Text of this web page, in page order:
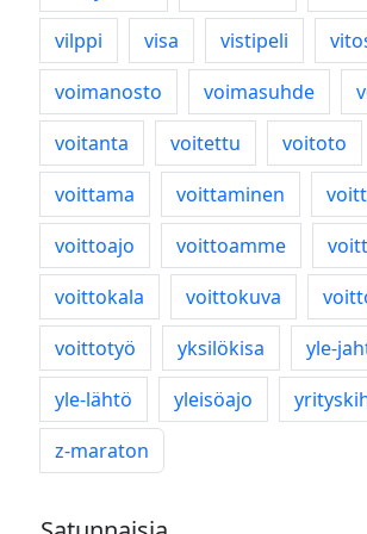
vilppi
visa vistipeli
voimanosto
voimasuhde
voitanta
voitettu voitoto
voittama
voittaminen
voittoajo
voittoamme
voittokala
voittokuva
voittotyö
yksilökisa
yle-
yle-lähtö
yleisöajo
z-maraton